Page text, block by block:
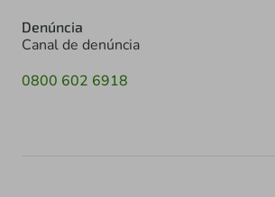
Denúncia
Canal de denúncia
0800 602 6918